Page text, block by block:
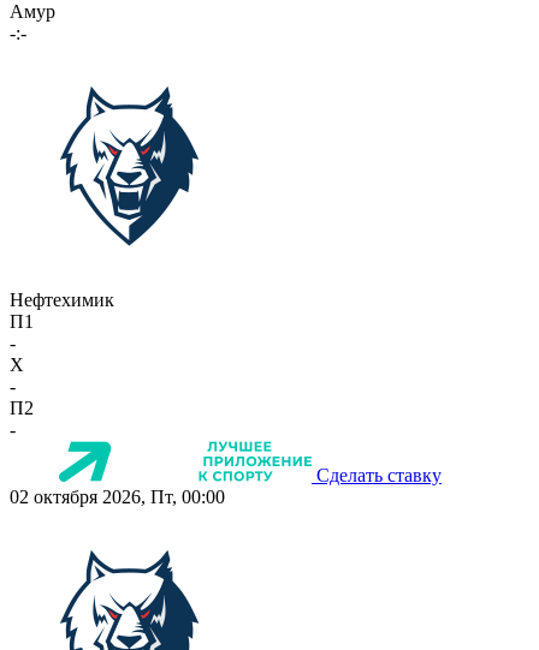
Амур
-:-
Нефтехимик
П1
-
X
-
П2
-
Сделать ставку
02 октября 2026, Пт, 00:00